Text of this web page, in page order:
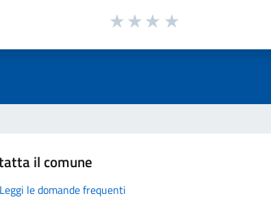
il comune
Leggi le domande frequenti